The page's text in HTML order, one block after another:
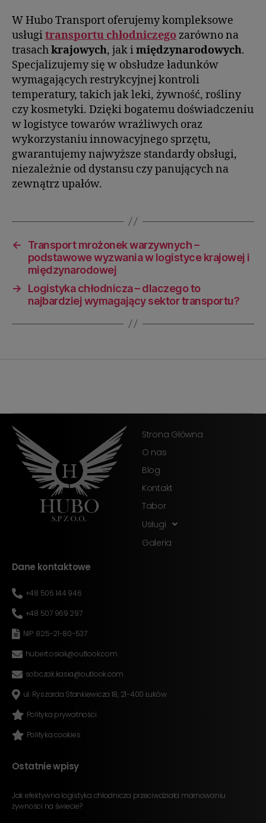
W Hubo Transport oferujemy kompleksowe
usługitransportu chłodniczego zarówno na
trasachkrajowych, jak imiędzynarodowych.
Specjalizujemy się w obsłudze ładunków
wymagających restrykcyjnej kontroli
temperatury, takich jak leki, żywność, rośliny
czy kosmetyki. Dzięki bogatemu doświadczeniu
w logistyce towarów wrażliwych oraz
wykorzystaniu innowacyjnego sprzętu,
gwarantujemy najwyższe standardy obsługi,
niezależnie od dystansu czy panujących na
zewnątrz upałów.
←
Transport mrożonek warzywnych –
podstawowe wyzwania w logistyce krajowej i
międzynarodowej
→
Logistyka chłodnicza – dlaczego to
najbardziej wymagający sektor transportu?
Strona Główna
O nas
Blog
Kontakt
Tabor
Usługi
Galeria
Dane kontaktowe
+48 506 144 946
+48 507 969 297
NIP: 825-21-80-537
hubert.osiak@outlook.com
sobczak.kasia@outlook.com
ul. Ryszarda Stankiewicza 18, 21-400 Łuków
Polityka prywatności
Polityka cookies
Ostatnie wpisy
Jak efektywna logistyka chłodnicza przeciwdziała marnowaniu
żywności na świecie?